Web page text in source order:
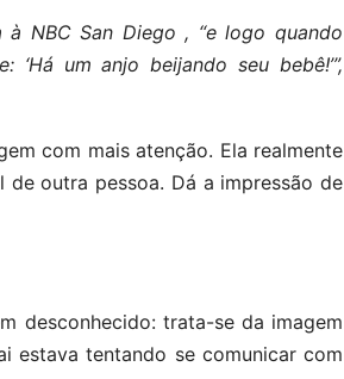
à NBC San Diego , “e logo quando
um anjo beijando seu bebê!’”,
com mais atenção. Ela realmente
outra pessoa. Dá a impressão de
desconhecido: trata-se da imagem
estava tentando se comunicar com